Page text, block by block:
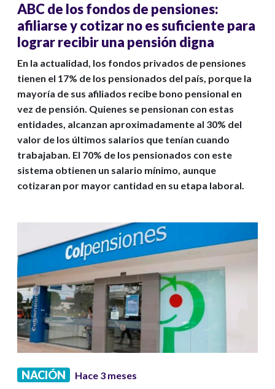
ABC de los fondos de pensiones:
afiliarse y cotizar no es suficiente para
lograr recibir una pensión digna
En la actualidad, los fondos privados de pensiones
tienen el 17% de los pensionados del país, porque la
mayoría de sus afiliados recibe bono pensional en
vez de pensión. Quienes se pensionan con estas
entidades, alcanzan aproximadamente al 30% del
valor de los últimos salarios que tenían cuando
trabajaban. El 70% de los pensionados con este
sistema obtienen un salario mínimo, aunque
cotizaran por mayor cantidad en su etapa laboral.
NACIÓN Hace 3 meses